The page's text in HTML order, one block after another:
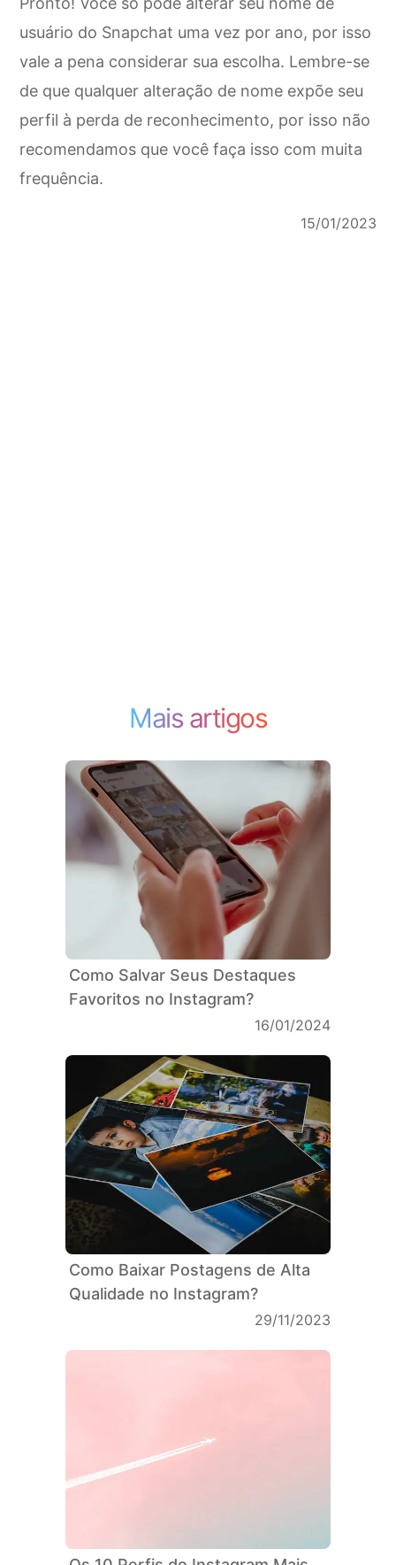
usuário do Snapchat uma vez por ano, por isso
vale a pena considerar sua escolha. Lembre-se
de que qualquer alteração de nome expõe seu
perfil à perda de reconhecimento, por isso não
recomendamos que você faça isso com muita
frequência.
15/01/2023
Mais artigos
Como Salvar Seus Destaques
Favoritos no Instagram?
16/01/2024
Como Baixar Postagens de Alta
Qualidade no Instagram?
29/11/2023